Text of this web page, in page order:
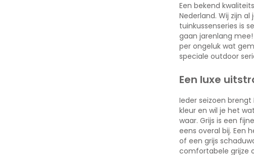
Een bekend
Nederland. Wij zijn
tuinkussenseries is
gaan jarenlang
per ongeluk wat
speciale outdoor
Een luxe
Ieder seizoen
kleur en wil je het
waar. Grijs is een
eens overal bij. Een
of een grijs
comfortabele grijze